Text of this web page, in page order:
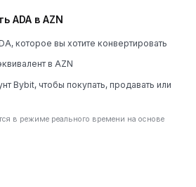
ADA в AZN
которое вы хотите конвертировать
в AZN
Bybit, чтобы покупать, продавать или
в режиме реального времени на основе